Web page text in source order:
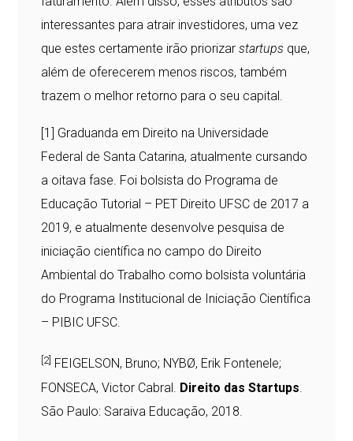
interessantes para atrair investidores, uma vez
que estes certamente irão priorizarstartups que,
além de oferecerem menos riscos, também
trazem o melhor retorno para o seu capital.
[1]
Graduanda em Direito na Universidade
Federal de Santa Catarina, atualmente cursando
a oitava fase. Foi bolsista do Programa de
Educação Tutorial – PET Direito UFSC de 2017 a
2019, e atualmente desenvolve pesquisa de
iniciação científica no campo do Direito
Ambiental do Trabalho como bolsista voluntária
do Programa Institucional de Iniciação Científica
– PIBIC UFSC.
[2] FEIGELSON, Bruno; NYBØ, Erik Fontenele;
FONSECA, Victor Cabral. Direito das Startups
São Paulo: Saraiva Educação, 2018.